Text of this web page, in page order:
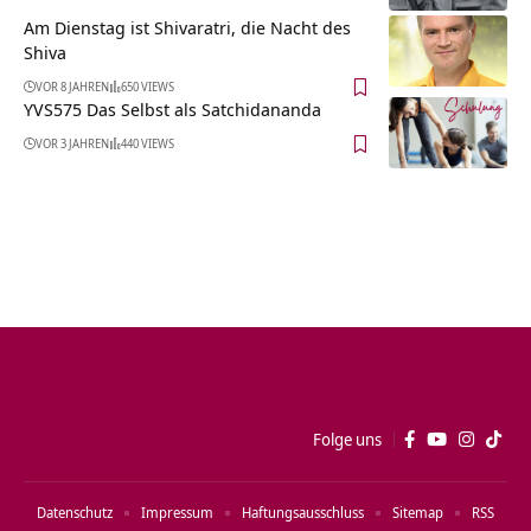
Am Dienstag ist Shivaratri, die Nacht des
Shiva
VOR 8 JAHREN 650 VIEWS
YVS575 Das Selbst als Satchidananda
VOR 3 JAHREN 440 VIEWS
Folge uns
Datenschutz Impressum Haftungsausschluss Sitemap RSS